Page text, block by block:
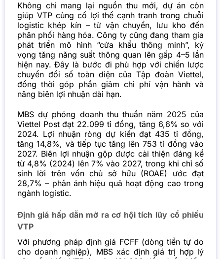
Không chỉ mang lại nguồn thu mới, dự án còn
giúp VTP củng cố lợi thế cạnh tranh trong chuỗi
logistic khép kín – từ vận chuyển, lưu kho đến
phân phối hàng hóa. Công ty cũng đang tham gia
phát triển mô hình “cửa khẩu thông minh”, kỳ
vọng tăng năng suất thông quan lên gấp 4–5 lần
hiện nay. Đây là bước đi phù hợp với chiến lược
chuyển đổi số toàn diện của Tập đoàn Viettel,
đồng thời góp phần giảm chi phí vận hành và
nâng biên lợi nhuận dài hạn.
MBS dự phóng doanh thu thuần năm 2025 của
Viettel Post đạt 22.099 tỉ đồng, tăng 6,6% so với
2024. Lợi nhuận ròng dự kiến đạt 435 tỉ đồng,
tăng 14,8%, và tiếp tục tăng lên 753 tỉ đồng vào
2027. Biên lợi nhuận gộp được cải thiện đáng kể
từ 4,8% (2024) lên 7% vào 2027, trong khi chỉ số
sinh lời trên vốn chủ sở hữu (ROAE) ước đạt
28,7% – phản ánh hiệu quả hoạt động cao trong
ngành logistic.
Định giá hấp dẫn mở ra cơ hội tích lũy cổ phiếu
VTP
Với phương pháp định giá FCFF (dòng tiền tự do
cho doanh nghiệp), MBS xác định giá trị hợp lý